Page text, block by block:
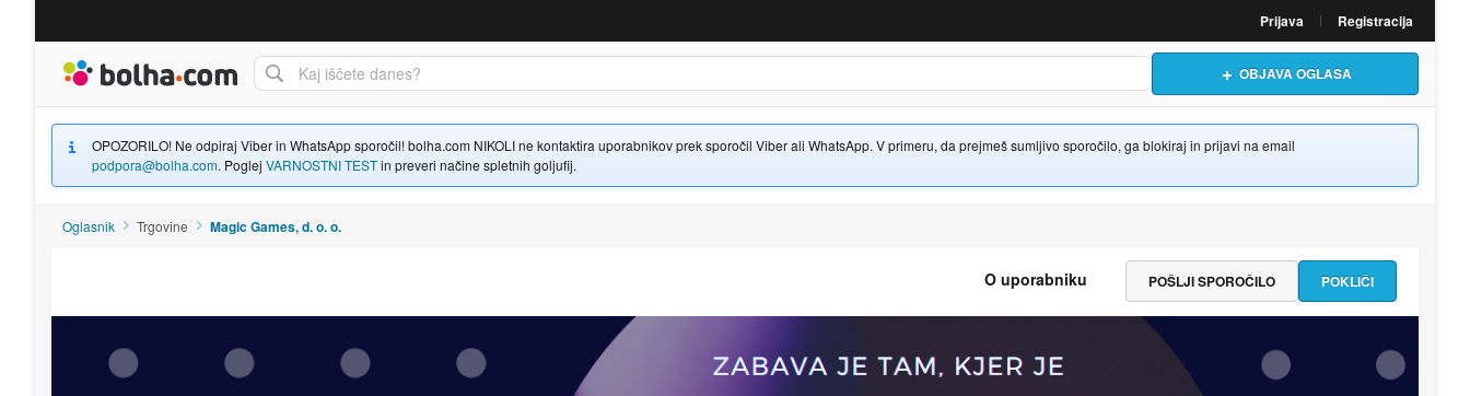
Prijava Registracija
OBJAVA OGLASA
OPOZORILO! Ne odpiraj Viber in WhatsApp sporočil! bolha.com NIKOLI ne kontaktira uporabnikov prek sporočil Viber ali WhatsApp. V primeru, da prejmeš sumljivo sporočilo, ga blokiraj in prijavi na email
podpora@bolha.com. Poglej VARNOSTNI TESTin preveri načine spletnih goljufij.
Oglasnik Trgovine Magic Games, d. o. o.
O uporabniku POKLIČI
POŠLJI SPOROČILO